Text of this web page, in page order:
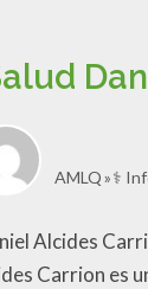
AMLQ ⚕️
Alcides
Carrion